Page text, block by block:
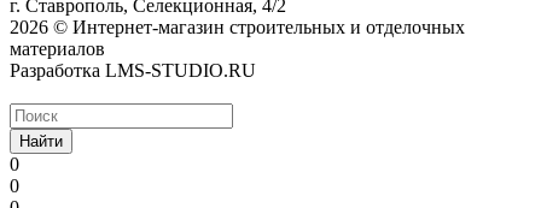
г. Ставрополь, Селекционная, 4/2
2026 © Интернет-магазин строительных и отделочных
материалов
Разработка LMS-STUDIO.RU
Найти
0
0